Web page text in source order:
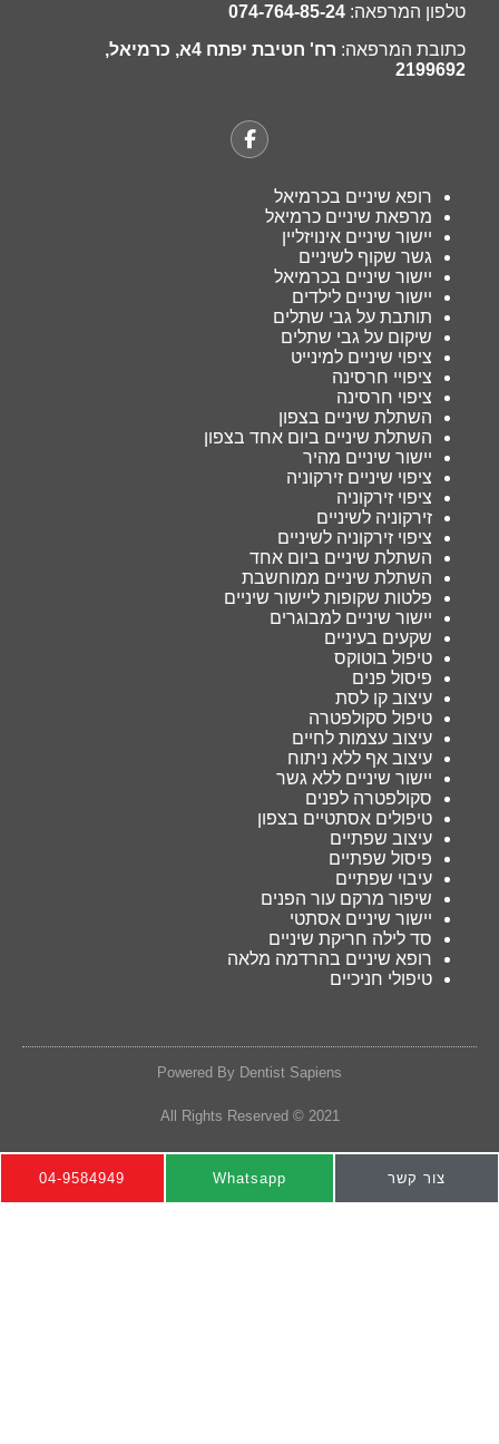
המרפאה:074-764-85-24
המרפאה:
רח' חטיבת יפתח 4א, כרמיאל,
רופא שיניים בכרמיאל
מרפאת שיניים כרמיאל
יישור שיניים אינויזליין
גשר שקוף לשיניים
יישור שיניים בכרמיאל
יישור שיניים לילדים
תותבת על גבי שתלים
שיקום על גבי שתלים
ציפוי שיניים למינייט
ציפויי חרסינה
ציפוי חרסינה
השתלת שיניים בצפון
השתלת שיניים ביום אחד בצפון
יישור שיניים מהיר
ציפוי שיניים זירקוניה
ציפוי זירקוניה
זירקוניה לשיניים
ציפוי זירקוניה לשיניים
השתלת שיניים ביום אחד
השתלת שיניים ממוחשבת
פלטות שקופות ליישור שיניים
יישור שיניים למבוגרים
שקעים בעיניים
טיפול בוטוקס
פיסול פנים
עיצוב קו לסת
טיפול סקולפטרה
עיצוב עצמות לחיים
עיצוב אף ללא ניתוח
יישור שיניים ללא גשר
סקולפטרה לפנים
טיפולים אסתטיים בצפון
עיצוב שפתיים
פיסול שפתיים
עיבוי שפתיים
שיפור מרקם עור הפנים
יישור שיניים אסתטי
סד לילה חריקת שיניים
רופא שיניים בהרדמה מלאה
טיפולי חניכיים
Powered By Dentist Sapiens
צור קשר Whatsapp
04-9584949